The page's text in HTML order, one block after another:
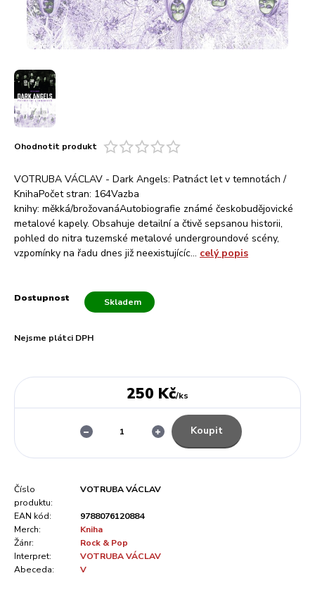
Ohodnotit produkt
VOTRUBA VÁCLAV - Dark Angels: Patnáct let v temnotách /
KnihaPočet stran: 164Vazba
knihy: měkká/brožovanáAutobiografie známé českobudějovické
metalové kapely. Obsahuje detailní a čtivě sepsanou historii,
pohled do nitra tuzemské metalové undergroundové scény,
vzpomínky na řadu dnes již neexistujícíc... celý popis
Dostupnost Skladem
Nejsme plátci DPH
250 Kč/ks
Koupit
Číslo
produktu:
VOTRUBA VÁCLAV
EAN kód:
9788076120884
Merch:
Kniha
Žánr:
Rock & Pop
Interpret:
VOTRUBA VÁCLAV
Abeceda:
V